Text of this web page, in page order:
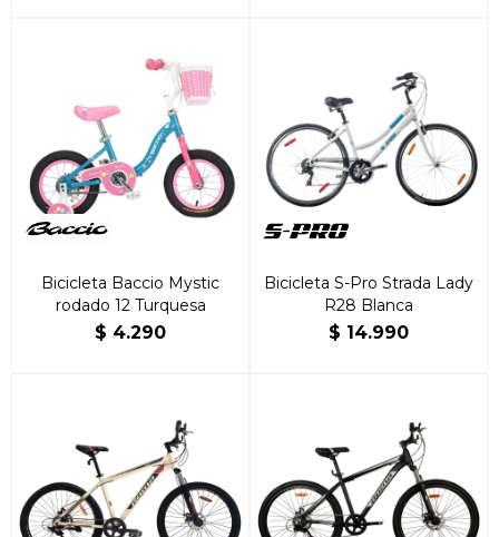
Bicicleta Baccio Mystic
rodado 12 Turquesa
$ 4.290
Bicicleta S-Pro Strada Lady
R28 Blanca
$ 14.990